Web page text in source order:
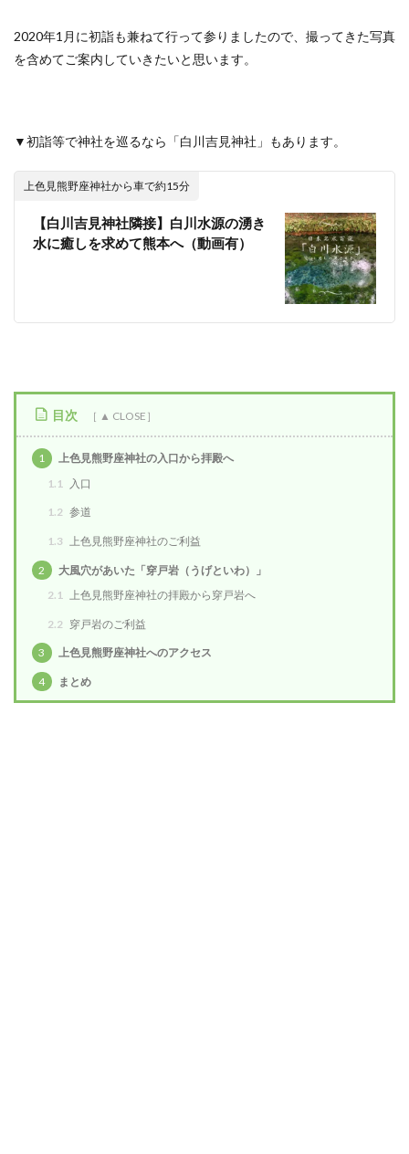
2020年1月に初詣も兼ねて行って参りましたので、撮ってきた写真
を含めてご案内していきたいと思います。
▼初詣等で神社を巡るなら「白川吉見神社」もあります。
上色見熊野座神社から車で約15分
【白川吉見神社隣接】白川水源の湧き
水に癒しを求めて熊本へ（動画有）
目次
1
上色見熊野座神社の入口から拝殿へ
1.1
入口
1.2 参道
1.3 上色見熊野座神社のご利益
2
大風穴があいた「穿戸岩（うげといわ）」
2.1 上色見熊野座神社の拝殿から穿戸岩へ
2.2 穿戸岩のご利益
3 上色見熊野座神社へのアクセス
4 まとめ